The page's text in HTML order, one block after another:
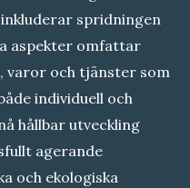
spridningen
aspekter omfattar
varor och tjänster som
individuell och
hållbar utveckling
agerande
och ekologiska